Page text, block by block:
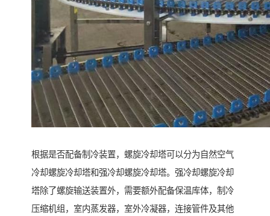
根据是否配备制冷装置，螺旋冷却塔可以分为自然空气
冷却螺旋冷却塔和强冷却螺旋冷却塔。强冷却螺旋冷却
塔除了螺旋输送装置外，需要额外配备保温库体，制冷
压缩机组，室内蒸发器，室外冷凝器，连接管件及其他